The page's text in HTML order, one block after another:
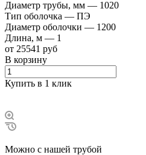
Диаметр трубы, мм — 1020
Тип оболочка — ПЭ
Диаметр оболочки — 1200
Длина, м — 1
от 25541 руб
В корзину
Купить в 1 клик
Можно с нашей трубой